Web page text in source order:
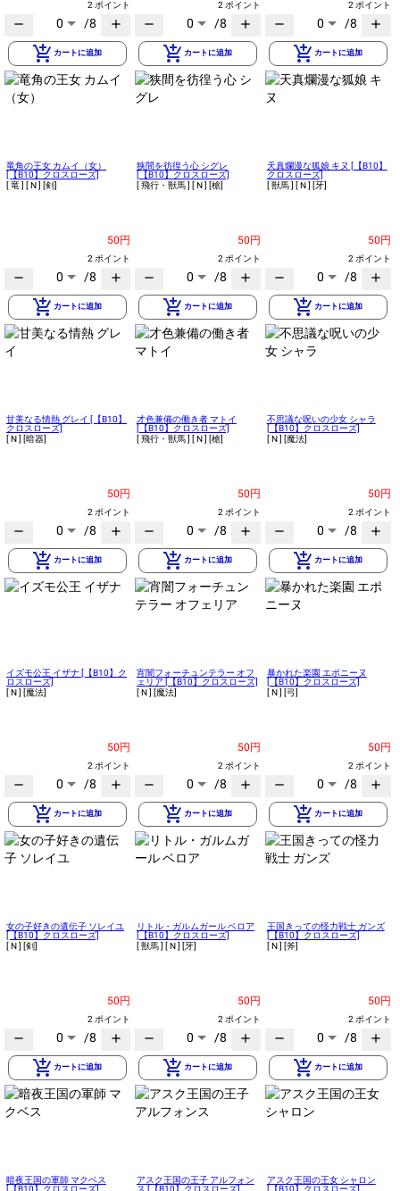
2 ポイント
remove 0 /8 add
add_shopping_cart カートに追加
2 ポイント
remove 0 /8 add
add_shopping_cart カートに追加
2 ポイント
remove 0 /8 add
add_shopping_cart カートに追加
竜角の王女 カムイ（女）
[【B10】クロスローズ]
[ 竜 ] [ N ] [剣]
50円
2 ポイント
remove 0 /8 add
add_shopping_cart カートに追加
狭間を彷徨う心 シグレ
[【B10】クロスローズ]
[ 飛行・獣馬 ] [ N ] [槍]
50円
2 ポイント
remove 0 /8 add
add_shopping_cart カートに追加
天真爛漫な狐娘 キヌ [【B10】
クロスローズ]
[ 獣馬 ] [ N ] [牙]
50円
2 ポイント
remove 0 /8 add
add_shopping_cart カートに追加
甘美なる情熱 グレイ [【B10】
クロスローズ]
[ N ] [暗器]
50円
2 ポイント
remove 0 /8 add
add_shopping_cart カートに追加
才色兼備の働き者 マトイ
[【B10】クロスローズ]
[ 飛行・獣馬 ] [ N ] [槍]
50円
2 ポイント
remove 0 /8 add
add_shopping_cart カートに追加
不思議な呪いの少女 シャラ
[【B10】クロスローズ]
[ N ] [魔法]
50円
2 ポイント
remove 0 /8 add
add_shopping_cart カートに追加
イズモ公王 イザナ [【B10】ク
ロスローズ]
[ N ] [魔法]
50円
2 ポイント
remove 0 /8 add
add_shopping_cart カートに追加
宵闇フォーチュンテラー オフ
ェリア [【B10】クロスローズ]
[ N ] [魔法]
50円
2 ポイント
remove 0 /8 add
add_shopping_cart カートに追加
暴かれた楽園 エポニーヌ
[【B10】クロスローズ]
[ N ] [弓]
50円
2 ポイント
remove 0 /8 add
add_shopping_cart カートに追加
女の子好きの遺伝子 ソレイユ
[【B10】クロスローズ]
[ N ] [剣]
50円
2 ポイント
remove 0 /8 add
add_shopping_cart カートに追加
リトル・ガルムガール ベロア
[【B10】クロスローズ]
[ 獣馬 ] [ N ] [牙]
50円
2 ポイント
remove 0 /8 add
add_shopping_cart カートに追加
王国きっての怪力戦士 ガンズ
[【B10】クロスローズ]
[ N ] [斧]
50円
2 ポイント
remove 0 /8 add
add_shopping_cart カートに追加
暗夜王国の軍師 マクベス
[【B10】クロスローズ]
アスク王国の王子 アルフォン
ス [【B10】クロスローズ]
アスク王国の王女 シャロン
[【B10】クロスローズ]